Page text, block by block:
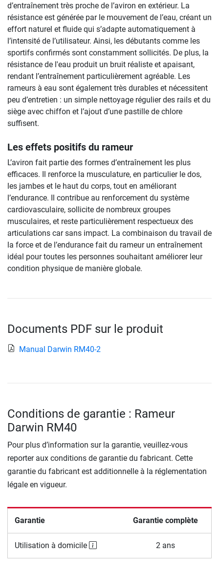
d’entraînement très proche de l’aviron en extérieur. La
résistance est générée par le mouvement de l’eau, créant un
effort naturel et fluide qui s’adapte automatiquement à
l’intensité de l’utilisateur. Ainsi, les débutants comme les
sportifs confirmés sont constamment sollicités. De plus, la
résistance de l'eau produit un bruit réaliste et apaisant,
rendant l’entraînement particulièrement agréable. Les
rameurs à eau sont également très durables et nécessitent
peu d’entretien : un simple nettoyage régulier des rails et du
siège avec chiffon et l’ajout d’une pastille de chlore
suffisent.
Les effets positifs du rameur
L’aviron fait partie des formes d’entraînement les plus
efficaces. Il renforce la musculature, en particulier le dos,
les jambes et le haut du corps, tout en améliorant
l’endurance. Il contribue au renforcement du système
cardiovasculaire, sollicite de nombreux groupes
musculaires, et reste particulièrement respectueux des
articulations car sans impact. La combinaison du travail de
la force et de l’endurance fait du rameur un entraînement
idéal pour toutes les personnes souhaitant améliorer leur
condition physique de manière globale.
Documents PDF sur le produit
Manual Darwin RM40-2
Conditions de garantie : Rameur
Darwin RM40
Pour plus d’information sur la garantie, veuillez-vous
reporter aux conditions de garantie du fabricant. Cette
garantie du fabricant est additionnelle à la réglementation
légale en vigueur.
Garantie Garantie complète
Utilisation à domicile 2 ans